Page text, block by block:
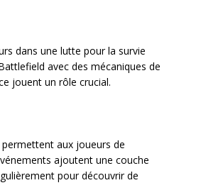
dans une lutte pour la survie
avec des mécaniques de
jouent un rôle crucial.
aux joueurs de
ajoutent une couche
pour découvrir de